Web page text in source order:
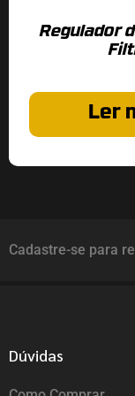
Regulador
Ler
Cadastre-se para
Dúvidas